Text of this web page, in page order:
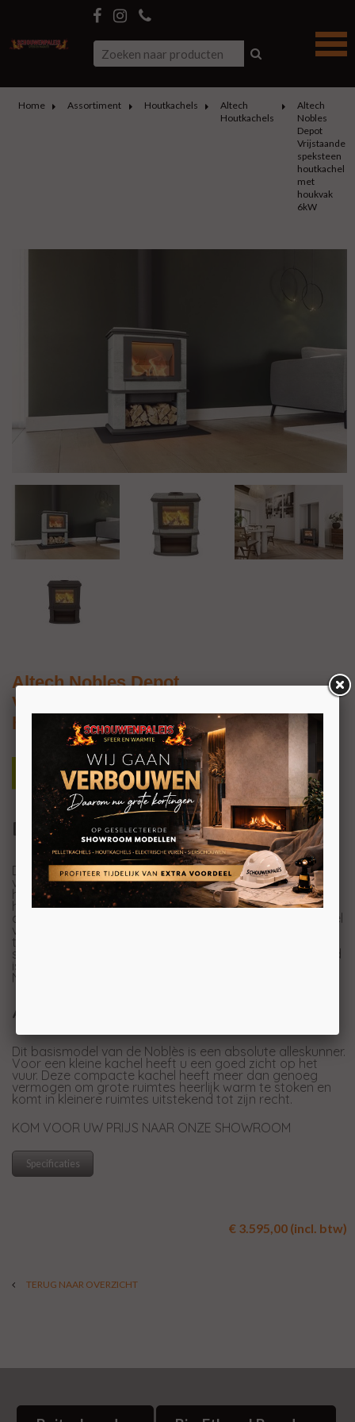
Home Assortiment Houtkachels
Altech
Houtkachels
Altech
Nobles
Depot
Vrijstaande
speksteen
houtkachel
met
houkvak
6kW
Altech Nobles Depot
Vrijstaande speksteen houtkachel met
houkvak 6kW
De Nobles Depot
De Noblès is de kleinste telg uit de Altech familie. Deze
versie heeft een handig houtvak. Niet alleen handig voor
het plaatsen van je haardhout, maar het vuur komt ook
hoger en is daarom nog beter te zien. De kachel heeft
alle eigenschappen die u van een echte speksteenkachel
verwacht. Zelfs in dit kleine model houtkachel stookt u
toch 40 cm lange houtblokken in het 5,5 cm dikke
speksteen, zodat u tot wel 8 uur nadat het vuur gedoofd
is nog kunt genieten van de heerlijk zachte warmte. De
Noblès heeft een handige aslade.
Altechs alleskunner
Dit basismodel van de Noblès is een absolute alleskunner.
Voor een kleine kachel heeft u een goed zicht op het
vuur. Deze compacte kachel heeft meer dan genoeg
vermogen om grote ruimtes heerlijk warm te stoken en
komt in kleinere ruimtes uitstekend tot zijn recht.
KOM VOOR UW PRIJS NAAR ONZE SHOWROOM
Specificaties
€ 3.595,00 (incl. btw)
TERUG NAAR OVERZICHT